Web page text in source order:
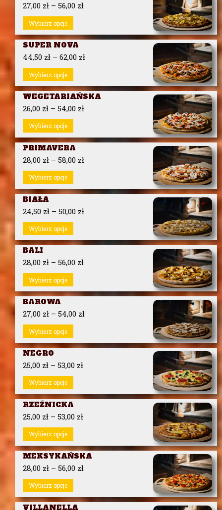
27,00 zł – 56,00 zł
Wybierz opcje
SUPER NOVA
44,50 zł – 62,00 zł
Wybierz opcje
WEGETARIAŃSKA
26,00 zł – 54,00 zł
Wybierz opcje
PRIMAVERA
28,00 zł – 58,00 zł
Wybierz opcje
BIAŁA
24,50 zł – 50,00 zł
Wybierz opcje
BALI
28,00 zł – 56,00 zł
Wybierz opcje
BAROWA
27,00 zł – 54,00 zł
Wybierz opcje
NEGRO
25,00 zł – 53,00 zł
Wybierz opcje
RZEŹNICKA
25,00 zł – 53,00 zł
Wybierz opcje
MEKSYKAŃSKA
28,00 zł – 56,00 zł
Wybierz opcje
VILLANELLA